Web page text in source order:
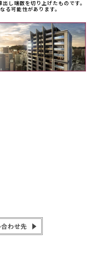
し端数を切り上げたものです。
可能性があります。